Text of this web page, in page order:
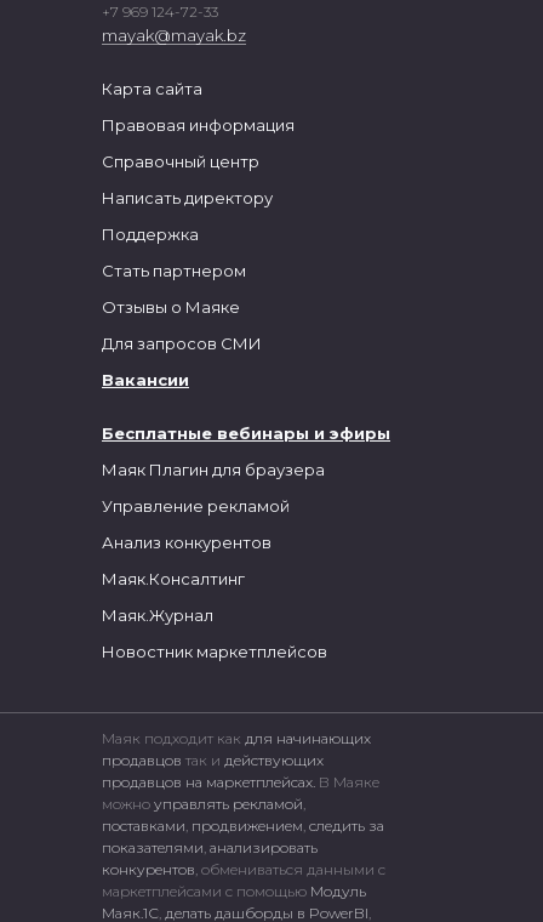
+7 969 124-72-33
mayak@mayak.bz
Бесплатные вебинары и эфиры
Маяк Плагин для браузера
Управление рекламой
Анализ конкурентов
Маяк.Консалтинг
Маяк.Журнал
Новостник маркетплейсов
Карта сайта
Правовая информация
Справочный центр
Написать директору
Поддержка
Стать партнером
Отзывы о Маяке
Для запросов СМИ
Вакансии
Маяк подходит как для начинающих
продавцов так и действующих
продавцов на маркетплейсах. В Маяке
можно управлять рекламой,
поставками, продвижением, следить за
показателями, анализировать
конкурентов, обмениваться данными с
маркетплейсами c помощью Модуль
Маяк.1С, делать дашборды в PowerBI,